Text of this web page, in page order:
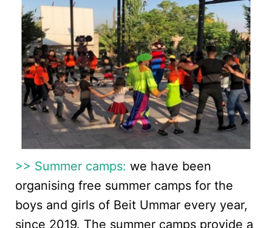
>> Summer camps: we have been
organising free summer camps for the
boys and girls of Beit Ummar every year,
since 2019. The summer camps provide a